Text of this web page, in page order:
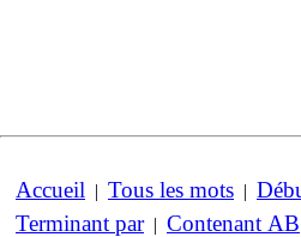
Accueil | Tous les mots |
Terminant par| Contenant AB